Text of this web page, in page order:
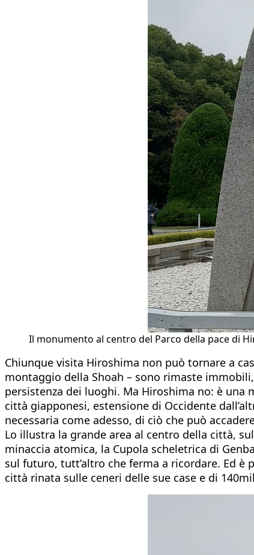
Il monumento al centro del Parco della pace di
Chiunque visita Hiroshima non può tornare a
montaggio della Shoah – sono rimaste
persistenza dei luoghi. Ma Hiroshima no: è
città giapponesi, estensione di Occidente
necessaria come adesso, di ciò che può
Lo illustra la grande area al centro della città,
minaccia atomica, la Cupola scheletrica di
sul futuro, tutt’altro che ferma a ricordare. Ed
città rinata sulle ceneri delle sue case e di